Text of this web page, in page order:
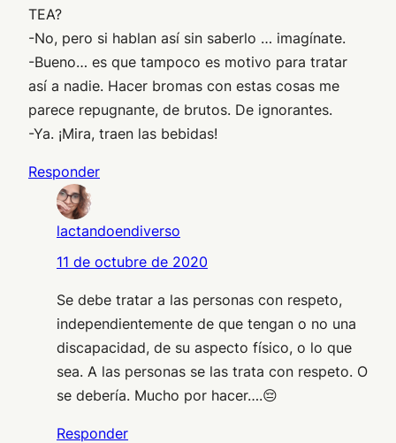
TEA?
-No, pero si hablan así sin saberlo … imagínate.
-Bueno… es que tampoco es motivo para tratar
así a nadie. Hacer bromas con estas cosas me
parece repugnante, de brutos. De ignorantes.
-Ya. ¡Mira, traen las bebidas!
Responder
lactandoendiverso
11 de octubre de 2020
Se debe tratar a las personas con respeto,
independientemente de que tengan o no una
discapacidad, de su aspecto físico, o lo que
sea. A las personas se las trata con respeto. O
se debería. Mucho por hacer….😔
Responder